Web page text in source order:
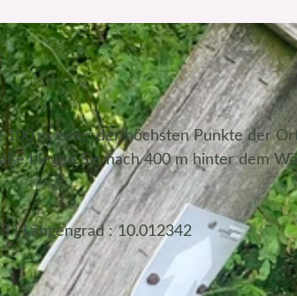
m einer der höchsten Punkte der
biegen Sie nach 400 m hinter dem
| Längengrad : 10.012342